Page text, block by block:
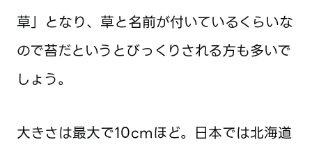
草」となり、草と名前が付いているくらいな
ので苔だというとびっくりされる方も多いで
しょう。
大きさは最大で10cmほど。日本では北海道